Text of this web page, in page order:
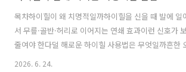
목차하이힐이 왜 치명적일까하이힐을 신을 때 발에 일
서 무릎·골반·허리로 이어지는 연쇄 효과이런 신호가
줄여야 한다덜 해로운 하이힐 사용법은 무엇일까흔한
주 묻는 질문한 줄 요약하이힐은 발 앞쪽에 체중을 몰아
2026. 6. 24.